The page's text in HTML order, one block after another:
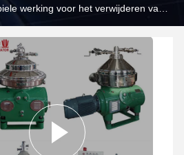
werking voor het verwijderen van